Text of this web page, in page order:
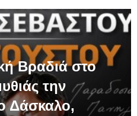
Βραδιά στο
την
Δάσκαλο,